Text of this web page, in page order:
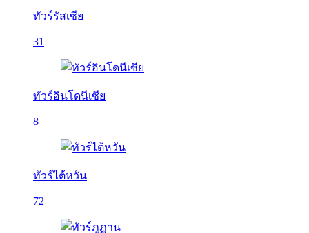
ทัวร์รัสเซีย
31
ทัวร์อินโดนีเซีย
8
ทัวร์ไต้หวัน
72